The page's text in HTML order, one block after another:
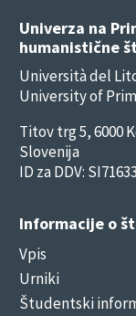
Univerza na
humanistične
Università del
University of
Titov trg 5, 6000
Slovenija
ID za DDV:
Informacije o
Vpis
Urniki
Študentski